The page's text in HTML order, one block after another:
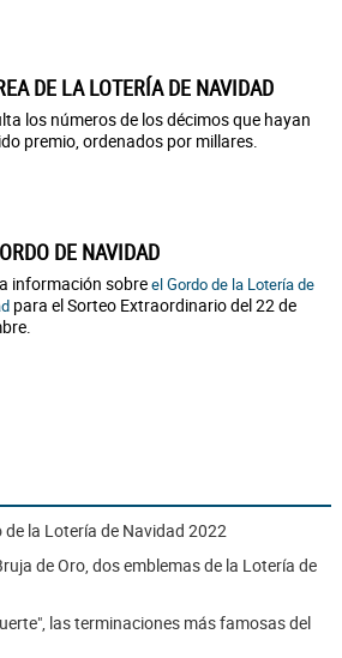
DE LA LOTERÍA DE NAVIDAD
los números de los décimos que hayan
premio, ordenados por millares.
DE NAVIDAD
información sobreel Gordo de la Lotería de
para el Sorteo Extraordinario del 22 de
la Lotería de Navidad 2022
de Oro, dos emblemas de la Lotería de
las terminaciones más famosas del